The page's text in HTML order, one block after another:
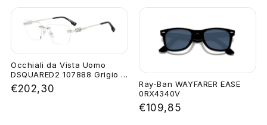
Occhiali da Vista Uomo
DSQUARED2 107888 Grigio ...
€202,30
Ray-Ban WAYFARER EASE
0RX4340V
€109,85